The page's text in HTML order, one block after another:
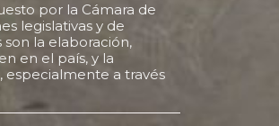
por la Cámara de
legislativas y de
son la elaboración,
en el país, y la
especialmente a través